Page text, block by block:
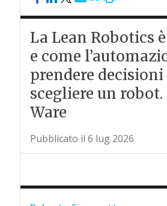
La Lean Robotics
e come
prendere
scegliere un robot.
Ware
Pubblicato il 6 lug 2026